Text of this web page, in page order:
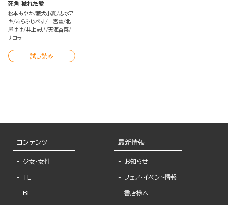
死角 穢れた愛
松本あやか 藪犬小夏 志水ア
キ
あらふじぺす 一宮幽 北
屋けけ 井上まい 天海杏菜
ナコラ
試し読み
コンテンツ
少女・女性
TL
BL
最新情報
お知らせ
フェア・イベント情報
書店様へ